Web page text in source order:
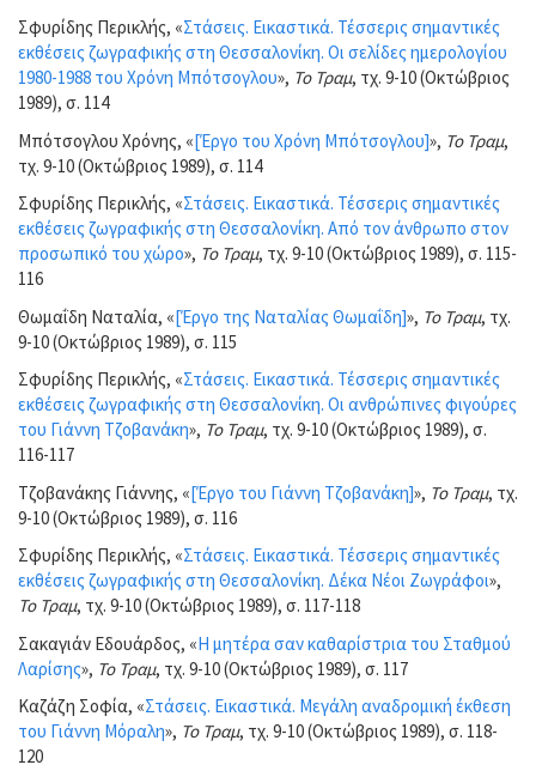
Σφυρίδης Περικλής, «Στάσεις. Εικαστικά. Τέσσερις σημαντικές
εκθέσεις ζωγραφικής στη Θεσσαλονίκη. Οι σελίδες ημερολογίου
1980-1988 του Χρόνη Μπότσογλου», Το Τραμ, τχ. 9-10 (Οκτώβριος
1989), σ. 114
Μπότσογλου Χρόνης, «[Έργο του Χρόνη Μπότσογλου]», Το Τραμ,
τχ. 9-10 (Οκτώβριος 1989), σ. 114
Σφυρίδης Περικλής, «Στάσεις. Εικαστικά. Τέσσερις σημαντικές
εκθέσεις ζωγραφικής στη Θεσσαλονίκη. Από τον άνθρωπο στον
προσωπικό του χώρο», Το Τραμ, τχ. 9-10 (Οκτώβριος 1989), σ. 115-
116
Θωμαΐδη Ναταλία, «[Έργο της Ναταλίας Θωμαΐδη]», Το Τραμ, τχ.
9-10 (Οκτώβριος 1989), σ. 115
Σφυρίδης Περικλής, «Στάσεις. Εικαστικά. Τέσσερις σημαντικές
εκθέσεις ζωγραφικής στη Θεσσαλονίκη. Οι ανθρώπινες φιγούρες
του Γιάννη Τζοβανάκη», Το Τραμ, τχ. 9-10 (Οκτώβριος 1989), σ.
116-117
Τζοβανάκης Γιάννης, «[Έργο του Γιάννη Τζοβανάκη]», Το Τραμ, τχ.
9-10 (Οκτώβριος 1989), σ. 116
Σφυρίδης Περικλής, «Στάσεις. Εικαστικά. Τέσσερις σημαντικές
εκθέσεις ζωγραφικής στη Θεσσαλονίκη. Δέκα Νέοι Ζωγράφοι»,
Το Τραμ, τχ. 9-10 (Οκτώβριος 1989), σ. 117-118
Σακαγιάν Εδουάρδος, «Η μητέρα σαν καθαρίστρια του Σταθμού
Λαρίσης», Το Τραμ, τχ. 9-10 (Οκτώβριος 1989), σ. 117
Καζάζη Σοφία, «Στάσεις. Εικαστικά. Μεγάλη αναδρομική έκθεση
του Γιάννη Μόραλη», Το Τραμ, τχ. 9-10 (Οκτώβριος 1989), σ. 118-
120